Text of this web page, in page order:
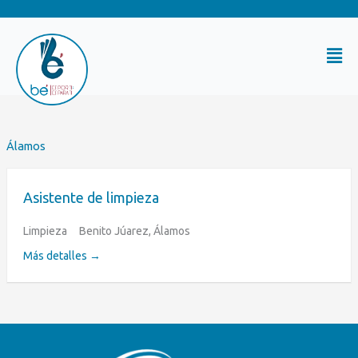
contenido
Álamos
Asistente de limpieza
Limpieza Benito Júarez Álamos
Más detalles